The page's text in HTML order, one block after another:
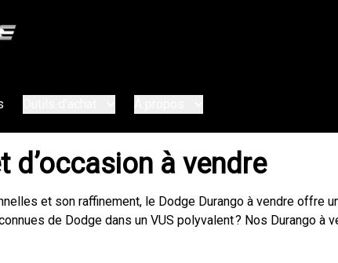
d’occasion à vendre
et son raffinement, le Dodge Durango à vendre offre
de Dodge dans un VUS polyvalent ? Nos Durango à